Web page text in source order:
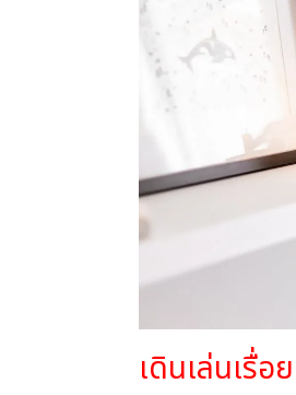
เดินเล่นเรื่อ